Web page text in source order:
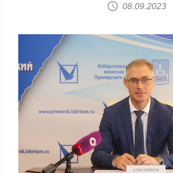
08.09.2023